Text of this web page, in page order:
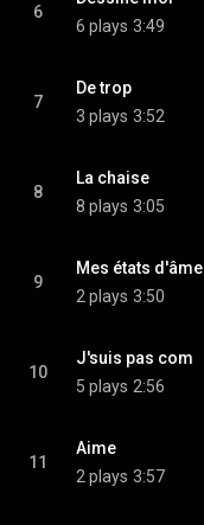
6
6 plays 3:49
7
De trop
3 plays 3:52
8
La chaise
8 plays 3:05
9
Mes états d'âme
2 plays 3:50
10
J'suis pas com
5 plays 2:56
11
Aime
2 plays 3:57